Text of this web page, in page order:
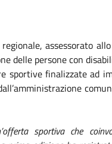
assessorato
delle persone con
sportive finalizzate ad
sportiva che